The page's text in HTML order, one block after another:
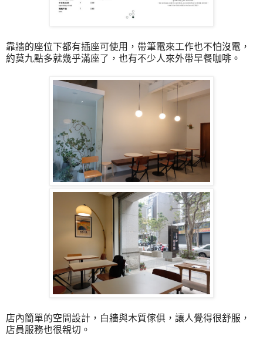
靠牆的座位下都有插座可使用，帶筆電來工作也不怕沒電，
約莫九點多就幾乎滿座了，也有不少人來外帶早餐咖啡。
店內簡單的空間設計，白牆與木質傢俱，讓人覺得很舒服，
店員服務也很親切。